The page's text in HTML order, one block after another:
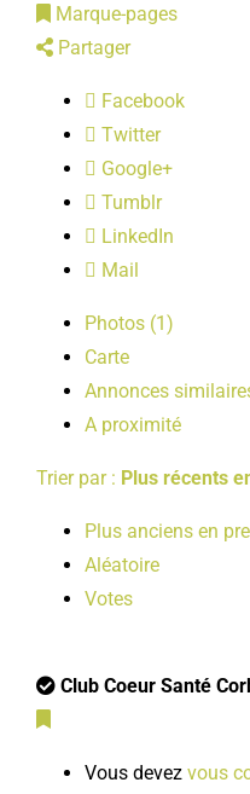
PRATIQUE
LOISIRS
PUBLICATIONS
Marque-pages
Partager
Facebook
Twitter
Google+
Tumblr
LinkedIn
Mail
Photos (1)
Carte
Annonces
A proximité
Trier par : Plus récents
Plus anciens en
Aléatoire
Votes
Club Coeur Santé
Vous devez vous